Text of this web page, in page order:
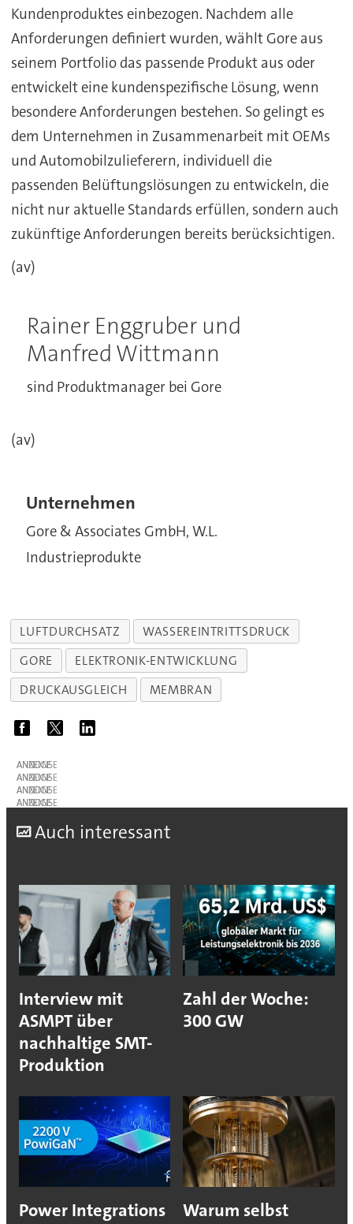
Kundenproduktes einbezogen. Nachdem alle
Anforderungen definiert wurden, wählt Gore aus
seinem Portfolio das passende Produkt aus oder
entwickelt eine kundenspezifische Lösung, wenn
besondere Anforderungen bestehen. So gelingt es
dem Unternehmen in Zusammenarbeit mit OEMs
und Automobilzulieferern, individuell die
passenden Belüftungslösungen zu entwickeln, die
nicht nur aktuelle Standards erfüllen, sondern auch
zukünftige Anforderungen bereits berücksichtigen.
(av)
Rainer Enggruber und
Manfred Wittmann
sind Produktmanager bei Gore
(av)
Unternehmen
Gore & Associates GmbH, W.L.
Industrieprodukte
LUFTDURCHSATZ
WASSEREINTRITTSDRUCK
GORE
ELEKTRONIK-ENTWICKLUNG
DRUCKAUSGLEICH
MEMBRAN
ANZEIGE
ANZEIGE
ANZEIGE
ANZEIGE
Auch interessant
Interview mit
ASMPT über
nachhaltige SMT-
Produktion
Zahl der Woche:
300 GW
Power Integrations
Warum selbst